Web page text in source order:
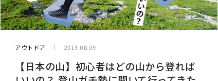
アウトドア 2019.08.09
【日本の山】初心者はどの山から登れば